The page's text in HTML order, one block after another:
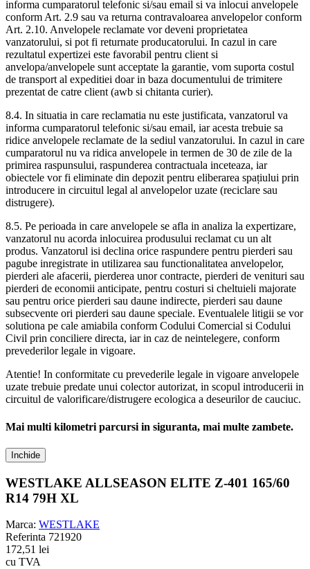
informa cumparatorul telefonic si/sau email si va inlocui anvelopele
conform Art. 2.9 sau va returna contravaloarea anvelopelor conform
Art. 2.10. Anvelopele reclamate vor deveni proprietatea
vanzatorului, si pot fi returnate producatorului. In cazul in care
rezultatul expertizei este favorabil pentru client si
anvelopa/anvelopele sunt acceptate la garantie, vom suporta costul
de transport al expeditiei doar in baza documentului de trimitere
prezentat de catre client (awb si chitanta curier).
8.4. In situatia in care reclamatia nu este justificata, vanzatorul va
informa cumparatorul telefonic si/sau email, iar acesta trebuie sa
ridice anvelopele reclamate de la sediul vanzatorului. In cazul in care
cumparatorul nu va ridica anvelopele in termen de 30 de zile de la
primirea raspunsului, raspunderea contractuala inceteaza, iar
obiectele vor fi eliminate din depozit pentru eliberarea spațiului prin
introducere in circuitul legal al anvelopelor uzate (reciclare sau
distrugere).
8.5. Pe perioada in care anvelopele se afla in analiza la expertizare,
vanzatorul nu acorda inlocuirea produsului reclamat cu un alt
produs. Vanzatorul isi declina orice raspundere pentru pierderi sau
pagube inregistrate in utilizarea sau functionalitatea anvelopelor,
pierderi ale afacerii, pierderea unor contracte, pierderi de venituri sau
pierderi de economii anticipate, pentru costuri si cheltuieli majorate
sau pentru orice pierderi sau daune indirecte, pierderi sau daune
subsecvente ori pierderi sau daune speciale. Eventualele litigii se vor
solutiona pe cale amiabila conform Codului Comercial si Codului
Civil prin conciliere directa, iar in caz de neintelegere, conform
prevederilor legale in vigoare.
Atentie! In conformitate cu prevederile legale in vigoare anvelopele
uzate trebuie predate unui colector autorizat, in scopul introducerii in
circuitul de valorificare/distrugere ecologica a deseurilor de cauciuc.
Mai multi kilometri parcursi in siguranta, mai multe zambete.
Inchide
WESTLAKE ALLSEASON ELITE Z-401 165/60
R14 79H XL
Marca: WESTLAKE
Referinta 721920
172,51 lei
cu TVA